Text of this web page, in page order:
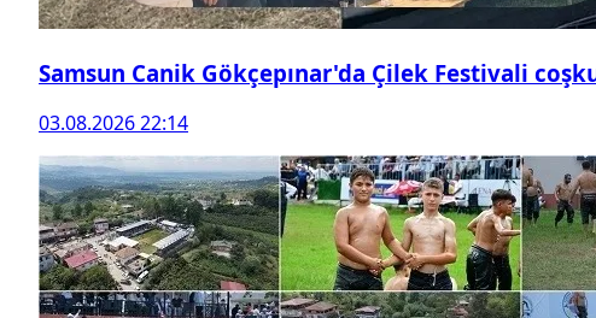
Samsun Canik Gökçepınar'da Çilek Festivali
03.08.2026 22:14